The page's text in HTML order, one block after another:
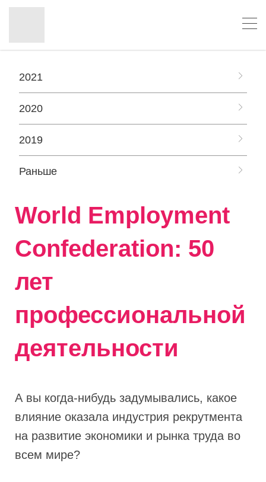
2021
2020
2019
Раньше
World Employment
Confederation: 50
лет
профессиональной
деятельности
А вы когда-нибудь задумывались, какое
влияние оказала индустрия рекрутмента
на развитие экономики и рынка труда во
всем мире?